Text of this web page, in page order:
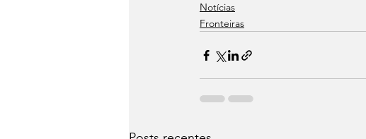
Notícias
Fronteiras